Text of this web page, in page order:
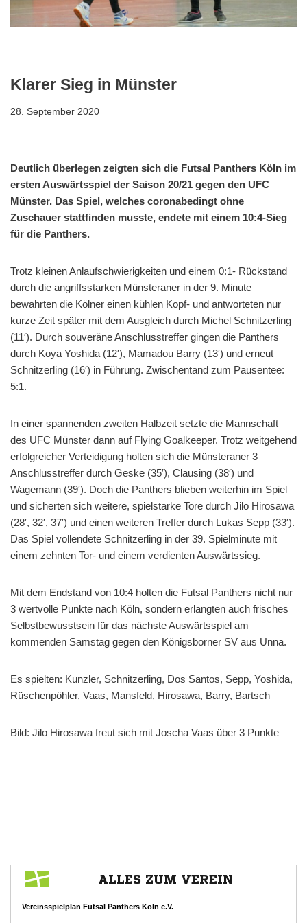
Klarer Sieg in Münster
28. September 2020
Deutlich überlegen zeigten sich die Futsal Panthers Köln im
ersten Auswärtsspiel der Saison 20/21 gegen den UFC
Münster. Das Spiel, welches coronabedingt ohne
Zuschauer stattfinden musste, endete mit einem 10:4-Sieg
für die Panthers.
Trotz kleinen Anlaufschwierigkeiten und einem 0:1- Rückstand
durch die angriffsstarken Münsteraner in der 9. Minute
bewahrten die Kölner einen kühlen Kopf- und antworteten nur
kurze Zeit später mit dem Ausgleich durch Michel Schnitzerling
(11′). Durch souveräne Anschlusstreffer gingen die Panthers
durch Koya Yoshida (12′), Mamadou Barry (13′) und erneut
Schnitzerling (16′) in Führung. Zwischentand zum Pausentee:
5:1.
In einer spannenden zweiten Halbzeit setzte die Mannschaft
des UFC Münster dann auf Flying Goalkeeper. Trotz weitgehend
erfolgreicher Verteidigung holten sich die Münsteraner 3
Anschlusstreffer durch Geske (35′), Clausing (38′) und
Wagemann (39′). Doch die Panthers blieben weiterhin im Spiel
und sicherten sich weitere, spielstarke Tore durch Jilo Hirosawa
(28′, 32′, 37′) und einen weiteren Treffer durch Lukas Sepp (33′).
Das Spiel vollendete Schnitzerling in der 39. Spielminute mit
einem zehnten Tor- und einem verdienten Auswärtssieg.
Mit dem Endstand von 10:4 holten die Futsal Panthers nicht nur
3 wertvolle Punkte nach Köln, sondern erlangten auch frisches
Selbstbewusstsein für das nächste Auswärtsspiel am
kommenden Samstag gegen den Königsborner SV aus Unna.
Es spielten: Kunzler, Schnitzerling, Dos Santos, Sepp, Yoshida,
Rüschenpöhler, Vaas, Mansfeld, Hirosawa, Barry, Bartsch
Bild: Jilo Hirosawa freut sich mit Joscha Vaas über 3 Punkte